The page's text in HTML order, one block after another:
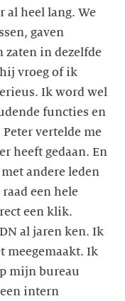
al heel lang. We
gaven
zaten in dezelfde
vroeg of ik
Ik word wel
functies en
vertelde me
heeft gedaan. En
andere leden
een hele
een klik.
al jaren ken. Ik
meegemaakt. Ik
mijn bureau
intern